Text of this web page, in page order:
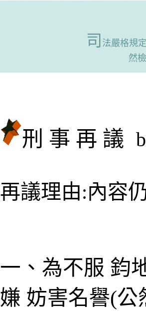
司 法嚴格規
然
刑 事 再 議
再議理由:內容
一、為不服 鈞
嫌 妨害名譽(